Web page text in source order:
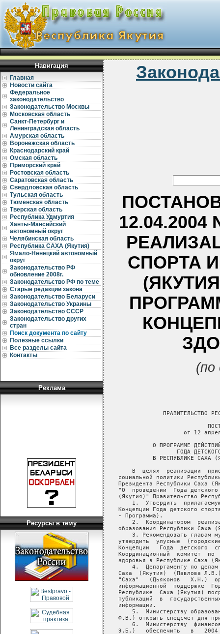
Навигация
Главная
Новости сайта
Федеральное
законодательство
Законодательство Москвы
Московская область
Санкт-Петербург и
Ленинградская область
Амурская область
Воронежская область
Краснодарский край
Омская область
Приморский край
Ростовская область
Саратовская область
Свердловская область
Тульская область
Тюменская область
Тверская область
Республика Удмуртия
Ханты-Мансийский
автономный округ
Челябинская область
Республика САХА (Якутия)
Ямало-Ненецкий автономный
округ
Законодательство РФ
обновление 2008г.
Законодательство РФ по теме
Старые редакции закона
Законодательство Беларуси
Законодательство Украины
Законодательство СССР
Законодательство других
стран
Поиск документа по сайту
Полезные ссылки
Все разделы сайта
Контакты
Реклама
Ресурсы в тему
СПОРТА
(по